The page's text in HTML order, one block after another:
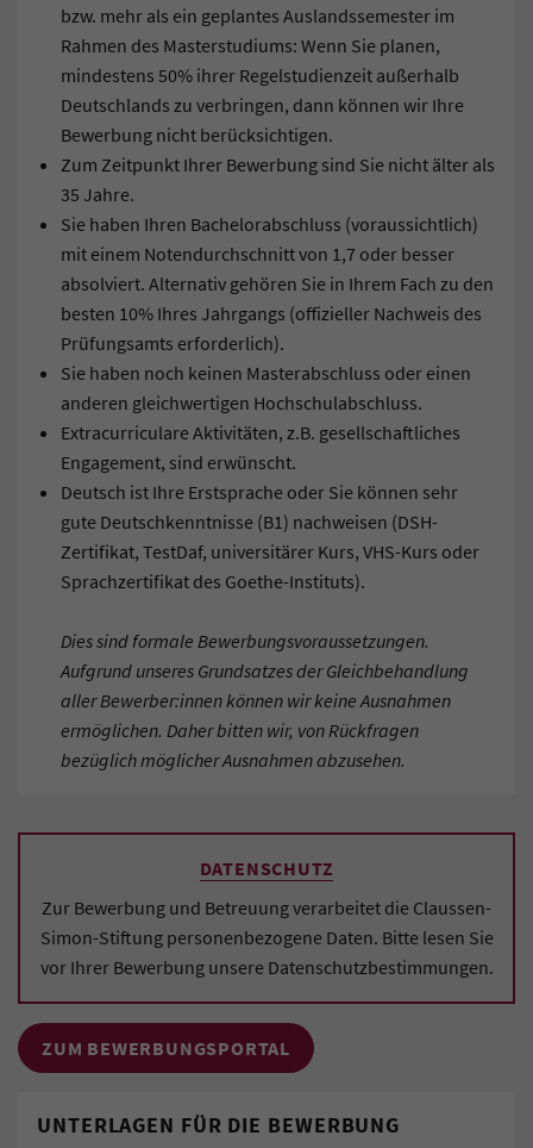
bzw. mehr als ein geplantes Auslandssemester im
Rahmen des Masterstudiums: Wenn Sie planen,
mindestens 50% ihrer Regelstudienzeit außerhalb
Deutschlands zu verbringen, dann können wir Ihre
Bewerbung nicht berücksichtigen.
Zum Zeitpunkt Ihrer Bewerbung sind Sie nicht älter als
35 Jahre.
Sie haben Ihren Bachelorabschluss (voraussichtlich)
mit einem Notendurchschnitt von 1,7 oder besser
absolviert. Alternativ gehören Sie in Ihrem Fach zu den
besten 10% Ihres Jahrgangs (offizieller Nachweis des
Prüfungsamts erforderlich).
Sie haben noch keinen Masterabschluss oder einen
anderen gleichwertigen Hochschulabschluss.
Extracurriculare Aktivitäten, z.B. gesellschaftliches
Engagement, sind erwünscht.
Deutsch ist Ihre Erstsprache oder Sie können sehr
gute Deutschkenntnisse (B1) nachweisen (DSH-
Zertifikat, TestDaf, universitärer Kurs, VHS-Kurs oder
Sprachzertifikat des Goethe-Instituts).
Dies sind formale Bewerbungsvoraussetzungen.
Aufgrund unseres Grundsatzes der Gleichbehandlung
aller Bewerber:innen können wir keine Ausnahmen
ermöglichen. Daher bitten wir, von Rückfragen
bezüglich möglicher Ausnahmen abzusehen.
DATENSCHUTZ
Zur Bewerbung und Betreuung verarbeitet die Claussen-
Simon-Stiftung personenbezogene Daten. Bitte lesen Sie
vor Ihrer Bewerbung unsere Datenschutzbestimmungen.
ZUM BEWERBUNGSPORTAL
UNTERLAGEN FÜR DIE BEWERBUNG